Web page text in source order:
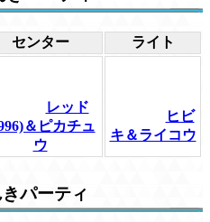
センター ライト
レッド
＆ピカチュ
ウ
ヒビ
キ＆ライコウ
パーティ